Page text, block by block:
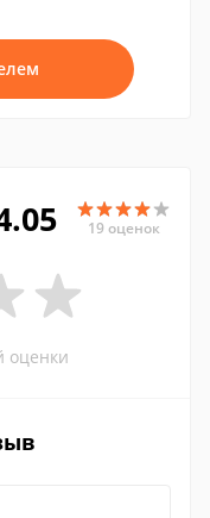
19 оценок
оценки